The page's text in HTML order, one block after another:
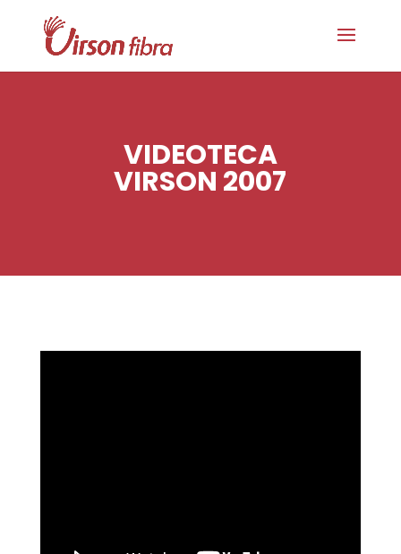
VIDEOTECA
VIRSON 2007